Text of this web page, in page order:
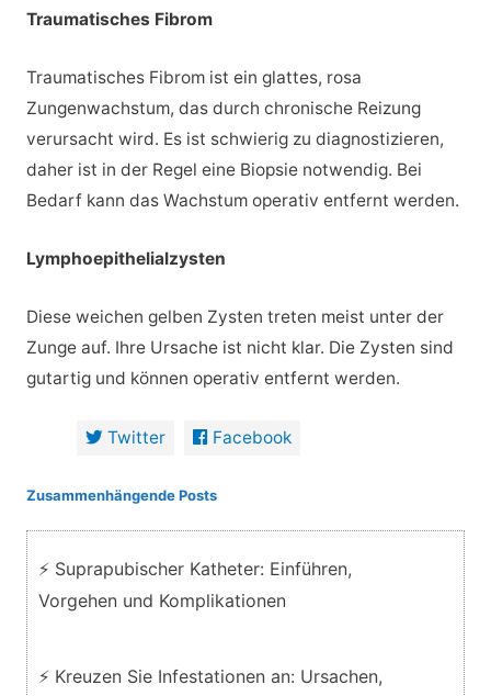
Traumatisches Fibrom
Traumatisches Fibrom ist ein glattes, rosa
Zungenwachstum, das durch chronische Reizung
verursacht wird. Es ist schwierig zu diagnostizieren,
daher ist in der Regel eine Biopsie notwendig. Bei
Bedarf kann das Wachstum operativ entfernt werden.
Lymphoepithelialzysten
Diese weichen gelben Zysten treten meist unter der
Zunge auf. Ihre Ursache ist nicht klar. Die Zysten sind
gutartig und können operativ entfernt werden.
Twitter Facebook
Zusammenhängende Posts
⚡ Suprapubischer Katheter: Einführen,
Vorgehen und Komplikationen
⚡ Kreuzen Sie Infestationen an: Ursachen,